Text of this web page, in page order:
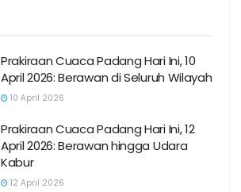
Prakiraan Cuaca Padang Hari Ini, 10
April 2026: Berawan di Seluruh Wilayah
10 April 2026
Prakiraan Cuaca Padang Hari Ini, 12
April 2026: Berawan hingga Udara
Kabur
12 April 2026